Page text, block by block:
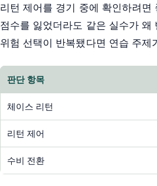
리턴 제어를 경기 중에 확인하려
점수를 잃었더라도 같은 실수가
위험 선택이 반복됐다면 연습 주
판단 항목
체이스 리턴
리턴 제어
수비 전환